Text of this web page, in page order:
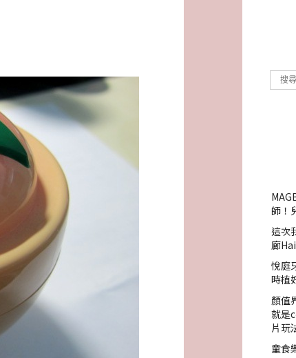
師！
這次
廊
悅庭
時植
顏值
就是
片玩
童食